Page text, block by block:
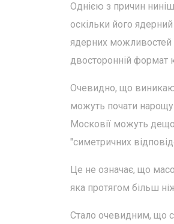
Однією з причин
оскільки його
ядерних можливостей
двосторонній формат
Очевидно, що
можуть почати
Московії можуть дещо
"симетричних
Це не означає, що
яка протягом більш
Стало очевидним, що